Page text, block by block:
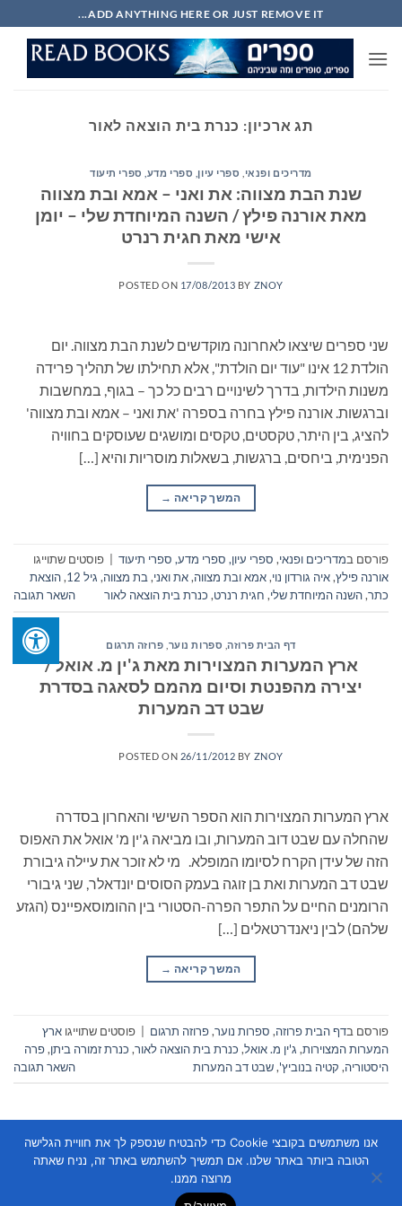
to
content
ADD ANYTHING HERE OR JUST REMOVE IT...
תג ארכיון: כנרת בית הוצאה לאור
מדריכים ופנאי ספרי עיון, ספרי מדע, ספרי תיעוד
שנת הבת מצווה: את ואני – אמא ובת מצווה
מאת אורנה פילץ / השנה המיוחדת שלי – יומן
אישי מאת חגית רנרט
POSTED ON 17/08/2013 BY ZNOY
שני ספרים שיצאו לאחרונה מוקדשים לשנת הבת מצווה. יום
הולדת 12 אינו "עוד יום הולדת", אלא תחילתו של תהליך פרידה
משנות הילדות, בדרך לשינויים רבים כל כך – בגוף, במחשבות
וברגשות. אורנה פילץ בחרה בספרה 'את ואני – אמא ובת מצווה'
להציג, בין היתר, טקסטים, טקסים ומושגים שעוסקים בחוויה
הפנימית, ביחסים, ברגשות, בשאלות מוסריות והיא […]
המשך קריאה →
פורסם במדריכים ופנאי, ספרי עיון, ספרי מדע, ספרי תיעוד
פוסטים שתוייגו
אורנה פילץ,איה גורדון נוי,אמא ובת מצווה,את ואני, בת מצווה, גיל 12 ,הוצאת
כתר,השנה המיוחדת שלי, חגית רנרט, כנרת בית הוצאה לאור השאר תגובה
דף הבית פרוזה, ספרות נוער פרוזה תרגום
ארץ המערות המצוירות מאת ג'ין מ. אואל /
יצירה מהפנטת וסיום מהמם לסאגה בסדרת
שבט דב המערות
POSTED ON 26/11/2012 BY ZNOY
ארץ המערות המצוירות הוא הספר השישי והאחרון בסדרה
שהחלה עם שבט דוב המערות, ובו מביאה ג'ין מ' אואל את האפוס
הזה של עידן הקרח לסיומו המופלא. מי לא זוכר את עיילה גיבורת
שבט דב המערות ואת בן זוגה בעמק הסוסים יונדאלר, שני גיבורי
הרומנים החיים על התפר הפרה-הסטורי בין ההומוסאפיינס (הגזע
שלהם) לבין ניאנדרטאלים […]
המשך קריאה →
פורסם בדף הבית פרוזה, ספרות נוער,פרוזה תרגום פוסטים שתוייגו ארץ
המערות המצוירות, ג'ין מ. אואל, כנרת בית הוצאה לאור, כנרת זמורה ביתן,פרה
היסטוריה, קטיה בנוביץ',שבט דב המערות השאר תגובה
אנו משתמשים בקובצי Cookie כדי להבטיח שנספק לך את חוויית הגלישה
הטובה ביותר באתר שלנו. אם תמשיך להשתמש באתר זה, נניח שאתה
מרוצה ממנו.